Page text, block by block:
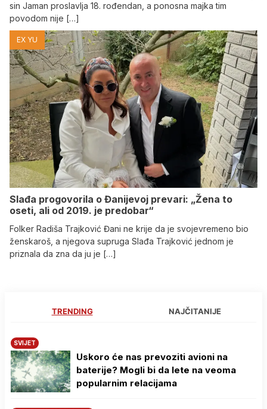
sin Jaman proslavlja 18. rođendan, a ponosna majka tim
povodom nije […]
EX YU
Slađa progovorila o Đanijevoj prevari: „Žena to
oseti, ali od 2019. je predobar“
Folker Radiša Trajković Đani ne krije da je svojevremeno bio
ženskaroš, a njegova supruga Slađa Trajković jednom je
priznala da zna da ju je […]
TRENDING NAJČITANIJE
SVIJET
Uskoro će nas prevoziti avioni na
baterije? Mogli bi da lete na veoma
popularnim relacijama